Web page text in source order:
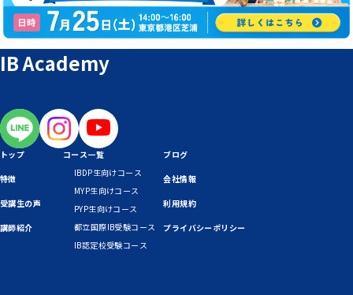
IB Academy
トップ
特徴
受講生の声
講師紹介
コース一覧
IBDP生向けコース
MYP生向けコース
PYP生向けコース
都立国際IB受験コース
IB認定校受験コース
ブログ
会社情報
利用規約
プライバシーポリシー